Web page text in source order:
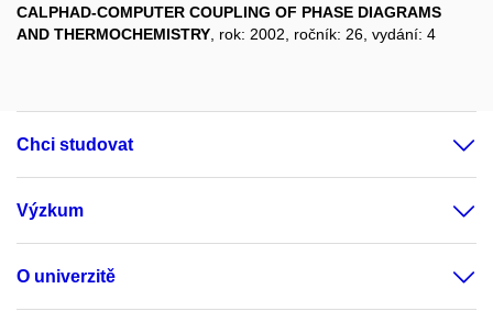
CALPHAD-COMPUTER COUPLING OF PHASE DIAGRAMS
AND THERMOCHEMISTRY , rok: 2002, ročník: 26, vydání: 4
Chci studovat
Výzkum
O univerzitě